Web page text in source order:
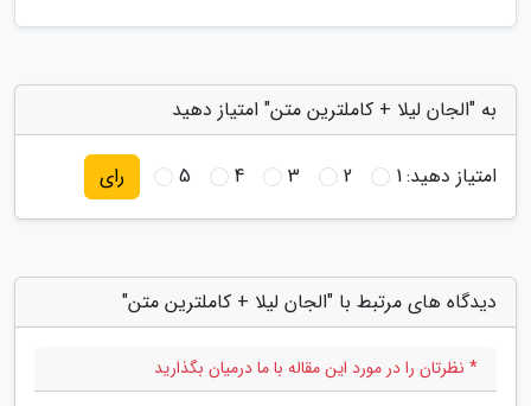
به "الجان لیلا + کاملترین متن" امتیاز دهید
امتیاز دهید:1
2
3
4
5 رای
دیدگاه های مرتبط با "الجان لیلا + کاملترین متن"
* نظرتان را در مورد این مقاله با ما درمیان بگذارید